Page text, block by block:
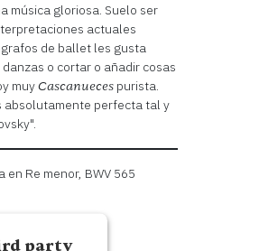
música gloriosa. Suelo ser
actuales
de ballet les gusta
o cortar o añadir cosas
muyCascanueces purista.
absolutamente perfecta tal y
en Re menor, BWV 565
party